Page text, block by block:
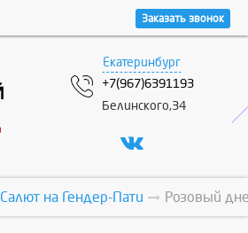
Заказать звонок
Екатеринбург
+7(967)6391193
Белинского,34
Салют на Гендер-Пати Розовый